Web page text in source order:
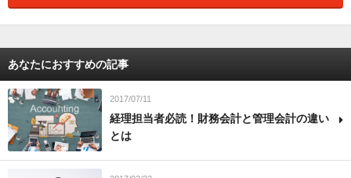
あなたにおすすめの記事
2017/07/11
経理担当者必読！財務会計と管理会計の違い
とは